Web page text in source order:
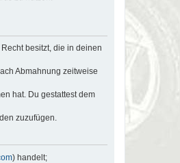
besitzt, die in deinen
Abmahnung zeitweise
hat. Du gestattest dem
zuzufügen.
) handelt;